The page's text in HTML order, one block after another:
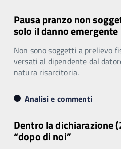
Pausa pranzo non
solo il danno emergente
Non sono soggetti a prelievo
versati al dipendente dal
natura risarcitoria.
Analisi e commenti
Dentro la dichiarazione
“dopo di noi”